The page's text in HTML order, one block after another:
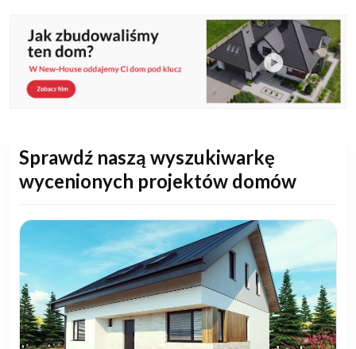
Sprawdź naszą wyszukiwarkę
wycenionych projektów domów